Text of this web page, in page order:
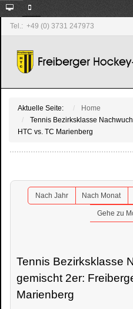
Tel.: +49 (0) 3731 247973
Aktuelle Seite:
Home
Tennis Bezirksklasse
HTC vs. TC Marienberg
Nach Jahr Nach Monat
Gehe zu
Tennis Bezirksklasse
gemischt 2er:
Marienberg